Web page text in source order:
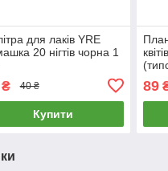
для лаків YRE
20 нігтів чорна 1
40 ₴
Купити
89